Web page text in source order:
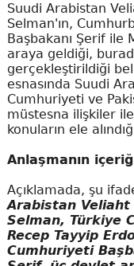
Suudi Arabistan
Selman'ın,
Başbakanı Şerif ile
araya geldiği,
gerçekleştirildiği
esnasında Suudi
Cumhuriyeti ve
müstesna ilişkiler ile
konuların ele
Anlaşmanın
Açıklamada, şu
Arabistan Veliaht
Selman, Türkiye
Recep Tayyip
Cumhuriyeti